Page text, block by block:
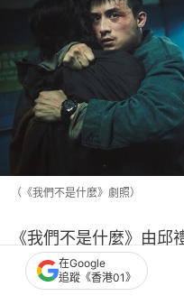
（《我們不是什麼》劇照）
《我們不是什麼》由
演及監製，譚耀文、
在Google
追蹤《香港01》